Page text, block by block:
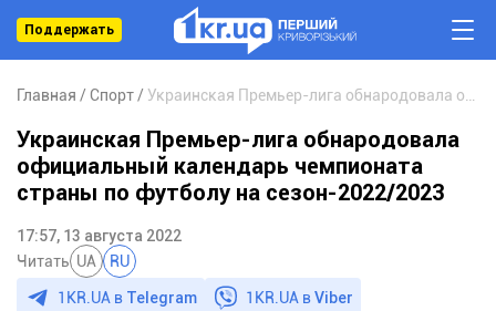
Поддержать
Главная Спорт
Украинская Премьер-лига обнародовала
официальный календарь чемпионата
страны по футболу на сезон-2022/2023
17:57, 13 августа 2022
Читать UA RU
1KR.UA в Telegram 1KR.UA вViber